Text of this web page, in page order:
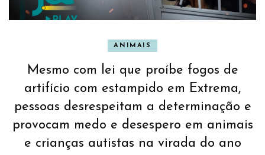
ANIMAIS
Mesmo com lei que proíbe fogos de
artifício com estampido em Extrema,
pessoas desrespeitam a determinação e
provocam medo e desespero em animais
e crianças autistas na virada do ano